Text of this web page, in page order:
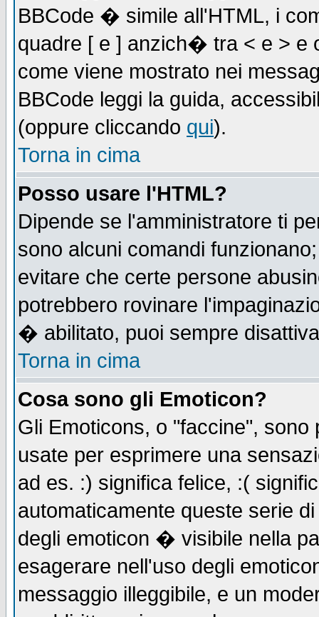
BBCode � simile all'HTML, i
quadre [ e ] anzich� tra < e > e
come viene mostrato nei
BBCode leggi la guida,
(oppure cliccando qui).
Torna in cima
Posso usare l'HTML?
Dipende se l'amministratore ti
sono alcuni comandi
evitare che certe persone
potrebbero rovinare
� abilitato, puoi sempre
Torna in cima
Cosa sono gli Emoticon?
Gli Emoticons, o "faccine",
usate per esprimere una
ad es. :) significa felice, :(
automaticamente queste serie
degli emoticon � visibile nella
esagerare nell'uso degli
messaggio illeggibile, e un